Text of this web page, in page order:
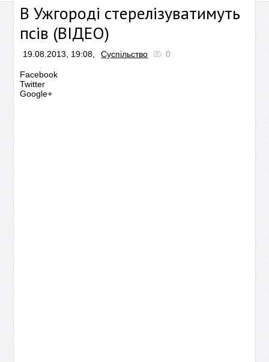
В Ужгороді стерелізуватимуть
псів (ВІДЕО)
19.08.2013, 19:08, Суспільство 0
Facebook
Twitter
Google+